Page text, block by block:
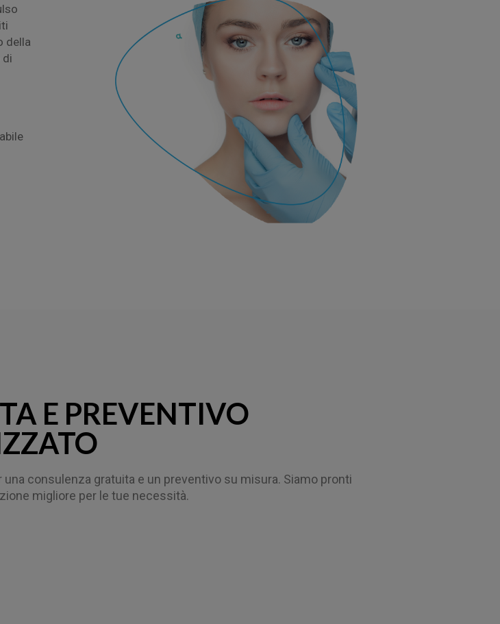
della
di
E PREVENTIVO
consulenza gratuita e un preventivo su misura. Siamo pronti
migliore per le tue necessità.